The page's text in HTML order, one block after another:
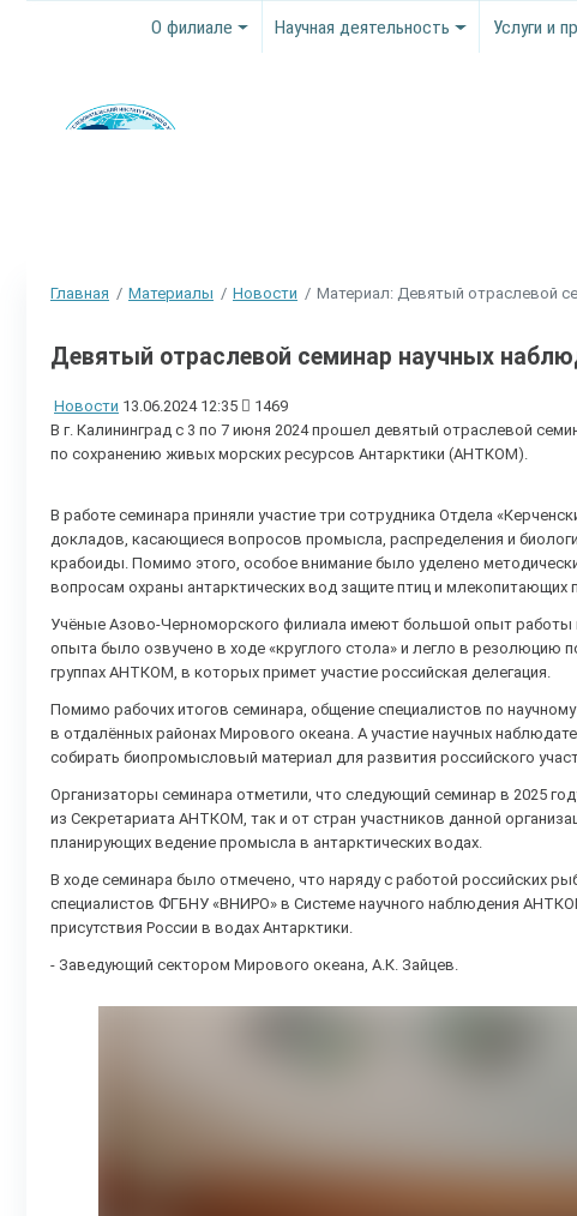
О филиале Научная деятельность Услуги и
Главная Материалы Новости Материал: Девятый отраслевой
Девятый отраслевой семинар научных
Новости 13.06.2024 12:35
1469
В г. Калининград с 3 по 7 июня 2024 прошел девятый отраслевой
по сохранению живых морских ресурсов Антарктики (АНТКОМ).
В работе семинара приняли участие три сотрудника Отдела
докладов, касающиеся вопросов промысла, распределения и
крабоиды. Помимо этого, особое внимание было уделено
вопросам охраны антарктических вод защите птиц и млекопитающих
Учёные Азово-Черноморского филиала имеют большой опыт работы
опыта было озвучено в ходе «круглого стола» и легло в
группах АНТКОМ, в которых примет участие российская делегация.
Помимо рабочих итогов семинара, общение специалистов по
в отдалённых районах Мирового океана. А участие научных
собирать биопромысловый материал для развития российского
Организаторы семинара отметили, что следующий семинар в 2025
из Секретариата АНТКОМ, так и от стран участников данной
планирующих ведение промысла в антарктических водах.
В ходе семинара было отмечено, что наряду с работой российских
специалистов ФГБНУ «ВНИРО» в Системе научного наблюдения
присутствия России в водах Антарктики.
- Заведующий сектором Мирового океана, А.К. Зайцев.